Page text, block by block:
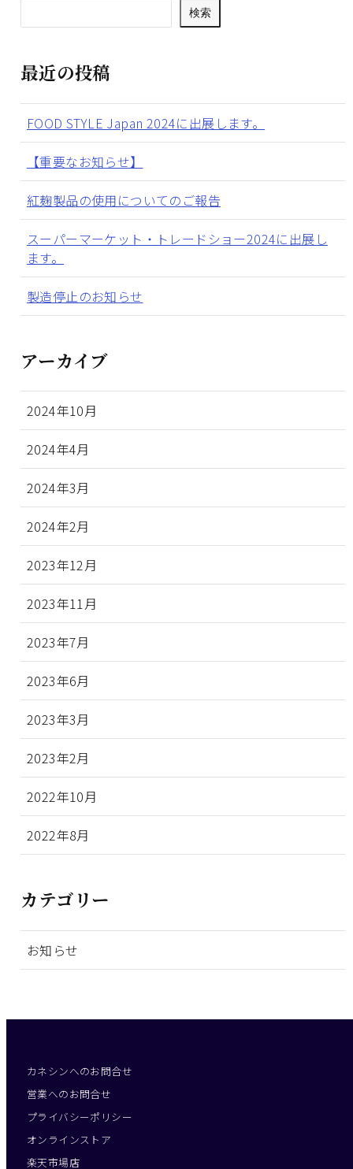
検索
最近の投稿
FOOD STYLE Japan 2024に出展します。
【重要なお知らせ】
紅麹製品の使用についてのご報告
スーパーマーケット・トレードショー2024に出展し
ます。
製造停止のお知らせ
アーカイブ
2024年10月
2024年4月
2024年3月
2024年2月
2023年12月
2023年11月
2023年7月
2023年6月
2023年3月
2023年2月
2022年10月
2022年8月
カテゴリー
お知らせ
カネシンへのお問合せ
営業へのお問合せ
プライバシーポリシー
オンラインストア
楽天市場店